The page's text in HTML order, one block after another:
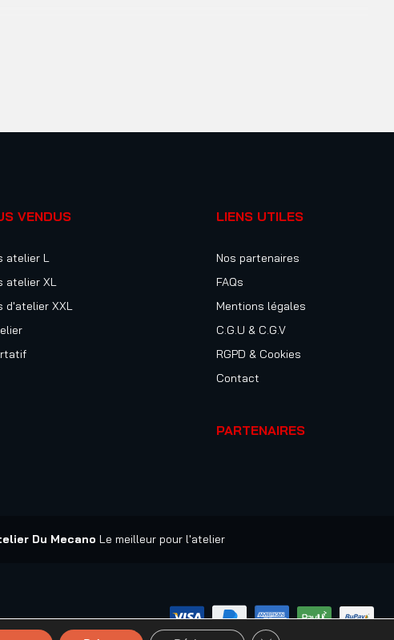
VENDUS
atelier L
atelier XL
d'atelier XXL
LIENS UTILES
Nos partenaires
FAQs
Mentions légales
C.G.U & C.G.V
RGPD & Cookies
Contact
PARTENAIRES
Du Mecano Le meilleur pour l'atelier